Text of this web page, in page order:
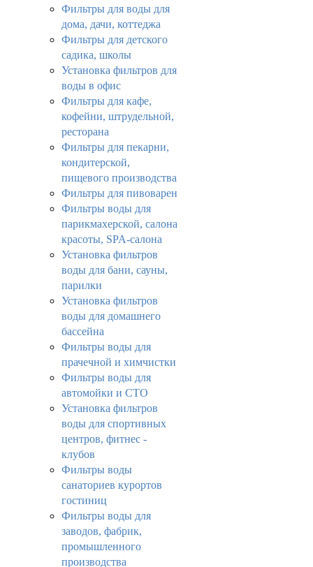
Фильтры для воды для
дома, дачи, коттеджа
Фильтры для детского
садика, школы
Установка фильтров для
воды в офис
Фильтры для кафе,
кофейни, штрудельной,
ресторана
Фильтры для пекарни,
кондитерской,
пищевого производства
Фильтры для пивоварен
Фильтры воды для
парикмахерской, салона
красоты, SPA-салона
Установка фильтров
воды для бани, сауны,
парилки
Установка фильтров
воды для домашнего
бассейна
Фильтры воды для
прачечной и химчистки
Фильтры воды для
автомойки и СТО
Установка фильтров
воды для спортивных
центров, фитнес -
клубов
Фильтры воды
санаториев курортов
гостиниц
Фильтры воды для
заводов, фабрик,
промышленного
производства